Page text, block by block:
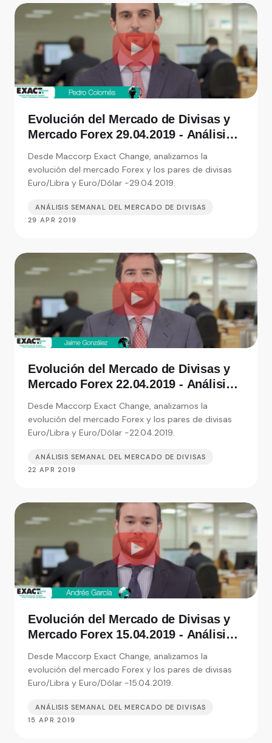
Evolución del Mercado de Divisas y
Mercado Forex 29.04.2019 - Análisis
de moneda
Desde Maccorp Exact Change, analizamos la
evolución del mercado Forex y los pares de divisas
Euro/Libra y Euro/Dólar -29.04.2019.
ANÁLISIS SEMANAL DEL MERCADO DE DIVISAS
29 APR 2019
Evolución del Mercado de Divisas y
Mercado Forex 22.04.2019 - Análisis
de Exact Change, expertos en cambio
de moneda
Desde Maccorp Exact Change, analizamos la
evolución del mercado Forex y los pares de divisas
Euro/Libra y Euro/Dólar -22.04.2019.
ANÁLISIS SEMANAL DEL MERCADO DE DIVISAS
22 APR 2019
Evolución del Mercado de Divisas y
Mercado Forex 15.04.2019 - Análisis
de moneda
Desde Maccorp Exact Change, analizamos la
evolución del mercado Forex y los pares de divisas
Euro/Libra y Euro/Dólar -15.04.2019.
ANÁLISIS SEMANAL DEL MERCADO DE DIVISAS
15 APR 2019